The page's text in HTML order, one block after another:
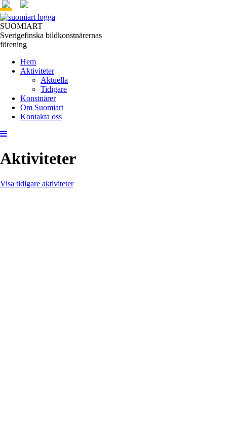
SUOMIART
Sverigefinska bildkonstnärernas
förening
Hem
Aktiviteter
Aktuella
Tidigare
Konstnärer
Om Suomiart
Kontakta oss
Aktiviteter
Visa tidigare aktiviteter